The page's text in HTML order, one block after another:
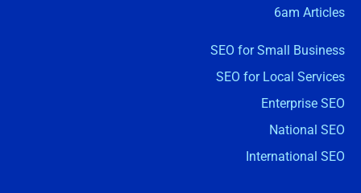
6am Articles
SEO for Small Business
SEO for Local Services
Enterprise SEO
National SEO
International SEO